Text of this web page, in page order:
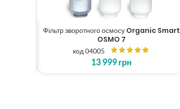
Фільтр зворотного осмосу Organic Smart
OSMO 7
код 04005
13 999грн